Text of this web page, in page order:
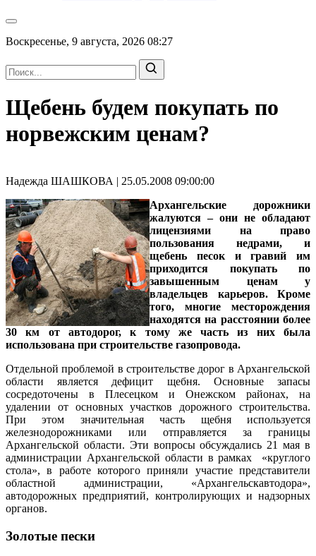
Воскресенье, 9 августа, 2026 08:27
Щебень будем покупать по
норвежским ценам?
Надежда ШАШКОВА | 25.05.2008 09:00:00
Архангельские дорожники
жалуются – они не обладают
лицензиями на право
пользования недрами, и
щебень песок и гравий им
приходится покупать по
завышенным ценам у
владельцев карьеров. Кроме
того, многие месторождения
находятся на расстоянии более
30 км от автодорог, к тому же часть из них была
использована при строительстве газопровода.
Отдельной проблемой в строительстве дорог в Архангельской
области является дефицит щебня. Основные запасы
сосредоточены в Плесецком и Онежском районах, на
удалении от основных участков дорожного строительства.
При этом значительная часть щебня используется
железнодорожниками или отправляется за границы
Архангельской области. Эти вопросы обсуждались 21 мая в
администрации Архангельской области в рамках «круглого
стола», в работе которого приняли участие представители
областной администрации, «Архангельскавтодора»,
автодорожных предприятий, контролирующих и надзорных
органов.
Золотые пески